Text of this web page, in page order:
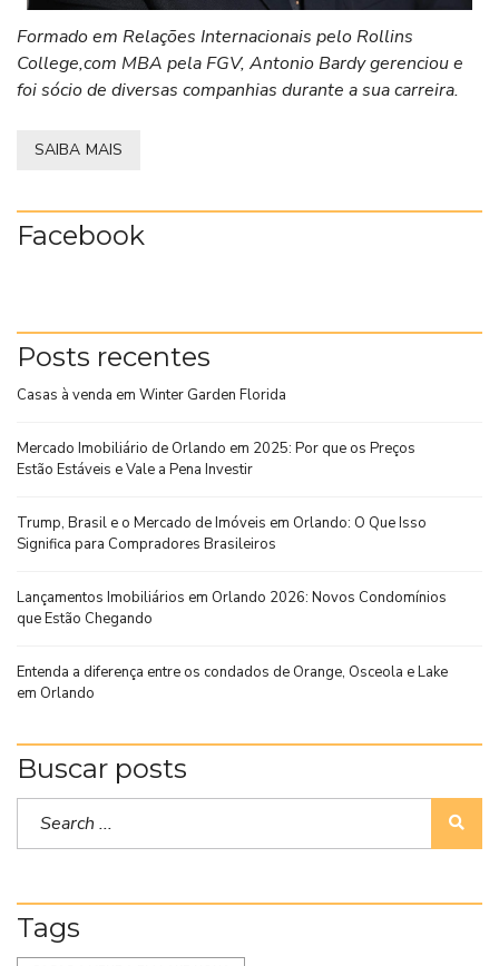
Formado em Relações Internacionais pelo Rollins
College,com MBA pela FGV, Antonio Bardy gerenciou e
foi sócio de diversas companhias durante a sua carreira.
SAIBA MAIS
Facebook
Posts recentes
Casas à venda em Winter Garden Florida
Mercado Imobiliário de Orlando em 2025: Por que os Preços
Estão Estáveis e Vale a Pena Investir
Trump, Brasil e o Mercado de Imóveis em Orlando: O Que Isso
Significa para Compradores Brasileiros
Lançamentos Imobiliários em Orlando 2026: Novos Condomínios
que Estão Chegando
Entenda a diferença entre os condados de Orange, Osceola e Lake
em Orlando
Buscar posts
Tags